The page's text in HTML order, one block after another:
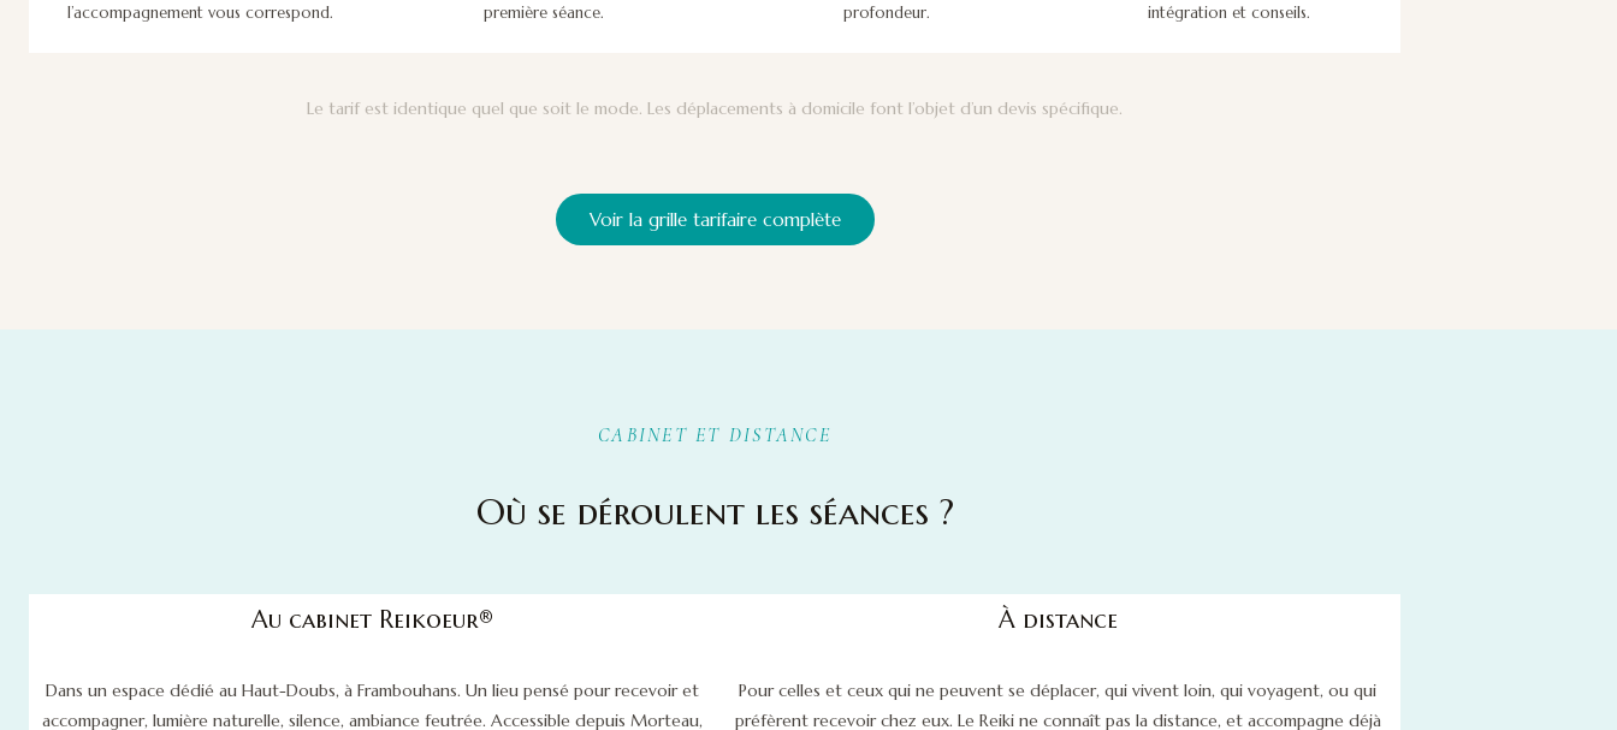
l’accompagnement vous correspond.
première séance.
profondeur.
intégration et conseils.
Le tarif est identique quel que soit le mode. Les déplacements à domicile font l’objet d’un devis spécifique.
Voir la grille tarifaire complète
CABINET ET DISTANCE
Où se déroulent les séances ?
Au cabinet Reikoeur®
Dans un espace dédié au Haut-Doubs, à Frambouhans. Un lieu pensé pour recevoir et
accompagner, lumière naturelle, silence, ambiance feutrée. Accessible depuis Morteau,
À distance
Pour celles et ceux qui ne peuvent se déplacer, qui vivent loin, qui voyagent, ou qui
préfèrent recevoir chez eux. Le Reiki ne connaît pas la distance, et accompagne déjà